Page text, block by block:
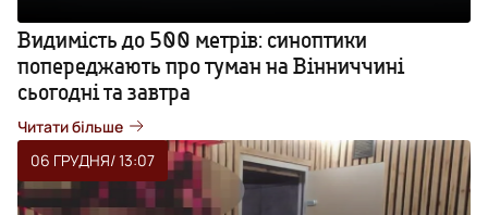
Видимість до 500 метрів: синоптики
попереджають про туман на Вінниччині
сьогодні та завтра
Читати більше
06 ГРУДНЯ/ 13:07